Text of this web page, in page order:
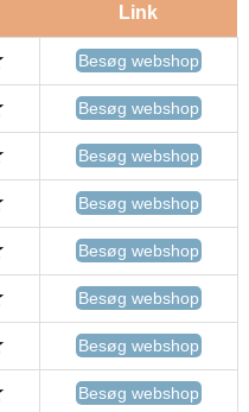
Link
Besøg webshop
Besøg webshop
Besøg webshop
Besøg webshop
Besøg webshop
Besøg webshop
Besøg webshop
Besøg webshop